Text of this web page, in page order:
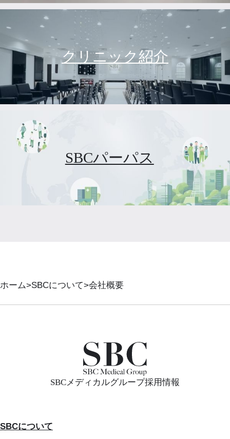
クリニック紹介
SBCパーパス
ホーム SBCについて 会社概要
SBCメディカルグループ採用情報
SBCについて